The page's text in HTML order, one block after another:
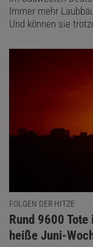
Immer mehr
Und können sie
FOLGEN DER HITZE
:
Rund 9600
heiße Juni-